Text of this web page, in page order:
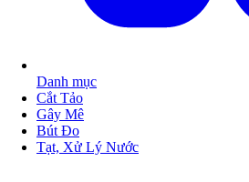
Danh mục
Cắt Tảo
Gây Mê
Bút Đo
Tạt, Xử Lý Nước